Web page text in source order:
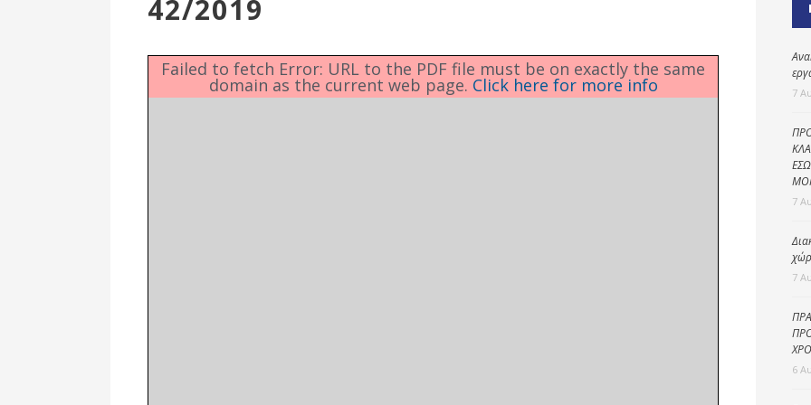
Ενότητες
Δημοτική
αστυνομία
42/2019
Failed to fetch Error: URL to the PDF file must be on exactly the same
domain as the current web page. Click here for more info 7
7
7
6